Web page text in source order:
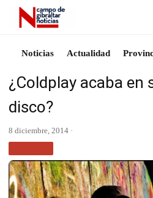
Noticias Actualidad
¿Coldplay acaba en
disco?
8 diciembre, 2014 ·